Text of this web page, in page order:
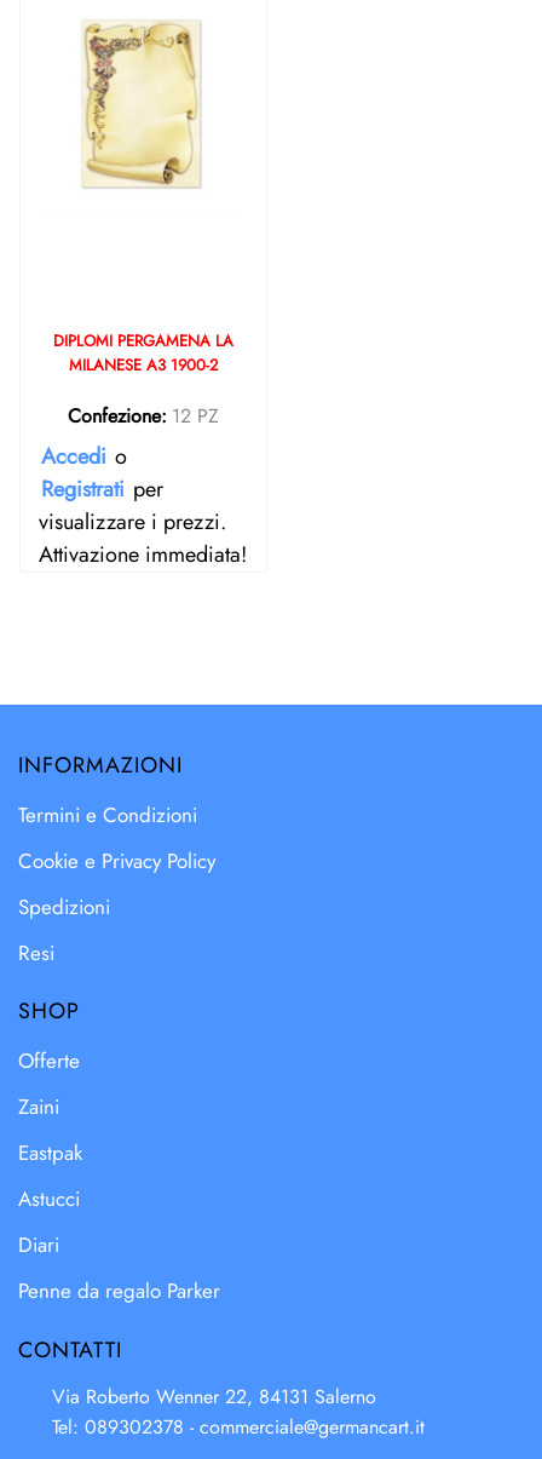
DIPLOMI PERGAMENA LA
MILANESE A3 1900-2
Confezione: 12 PZ
Accedi o
Registrati per
visualizzare i prezzi.
Attivazione immediata!
INFORMAZIONI
Termini e Condizioni
Cookie e Privacy Policy
Spedizioni
Resi
SHOP
Offerte
Zaini
Eastpak
Astucci
Diari
Penne da regalo Parker
CONTATTI
Via Roberto Wenner 22, 84131 Salerno
Tel: 089302378 -commerciale@germancart.it